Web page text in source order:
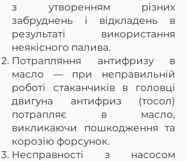
з утворенням різних
забруднень і відкладень в
результаті використання
неякісного палива.
Потрапляння антифризу в
масло — при неправильній
роботі стаканчиків в головці
двигуна антифриз (тосол)
потрапляє в масло,
викликаючи пошкодження та
корозію форсунок.
Несправності з насосом